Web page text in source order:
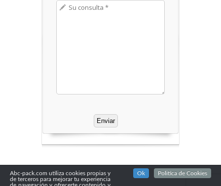
Abc-pack.com utiliza cookies propias y
de terceros para mejorar tu experiencia
Ok Politica de Cookies